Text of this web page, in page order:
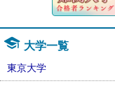
大学一覧
東京大学